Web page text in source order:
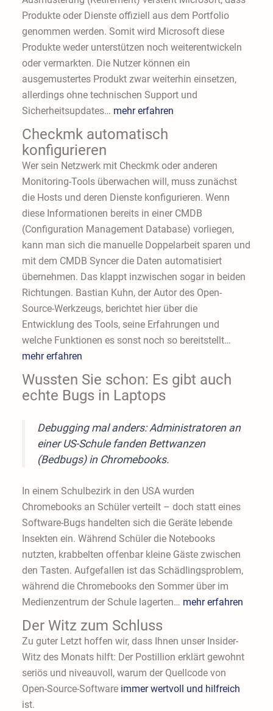
Produkte oder Dienste offiziell aus dem Portfolio
genommen werden. Somit wird Microsoft diese
Produkte weder unterstützen noch weiterentwickeln
oder vermarkten. Die Nutzer können ein
ausgemustertes Produkt zwar weiterhin einsetzen,
allerdings ohne technischen Support und
Sicherheitsupdates… mehr erfahren
Checkmk automatisch
konfigurieren
Wer sein Netzwerk mit Checkmk oder anderen
Monitoring-Tools überwachen will, muss zunächst
die Hosts und deren Dienste konfigurieren. Wenn
diese Informationen bereits in einer CMDB
(Configuration Management Database) vorliegen,
kann man sich die manuelle Doppelarbeit sparen und
mit dem CMDB Syncer die Daten automatisiert
übernehmen. Das klappt inzwischen sogar in beiden
Richtungen. Bastian Kuhn, der Autor des Open-
Source-Werkzeugs, berichtet hier über die
Entwicklung des Tools, seine Erfahrungen und
welche Funktionen es sonst noch so bereitstellt…
mehr erfahren
Wussten Sie schon: Es gibt auch
echte Bugs in Laptops
Debugging mal anders: Administratoren an
einer US-Schule fanden Bettwanzen
(Bedbugs) in Chromebooks.
In einem Schulbezirk in den USA wurden
Chromebooks an Schüler verteilt – doch statt eines
Software-Bugs handelten sich die Geräte lebende
Insekten ein. Während Schüler die Notebooks
nutzten, krabbelten offenbar kleine Gäste zwischen
den Tasten. Aufgefallen ist das Schädlingsproblem,
während die Chromebooks den Sommer über im
Medienzentrum der Schule lagerten… mehr erfahren
Der Witz zum Schluss
Zu guter Letzt hoffen wir, dass Ihnen unser Insider-
Witz des Monats hilft: Der Postillion erklärt gewohnt
seriös und niveauvoll, warum der Quellcode von
Open-Source-Software immer wertvoll und hilfreich
ist.